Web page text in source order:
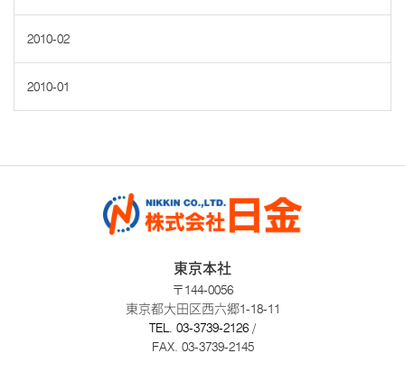
2010-02
2010-01
東京本社
〒144-0056
東京都大田区西六郷1-18-11
TEL. 03-3739-2126 /
FAX. 03-3739-2145